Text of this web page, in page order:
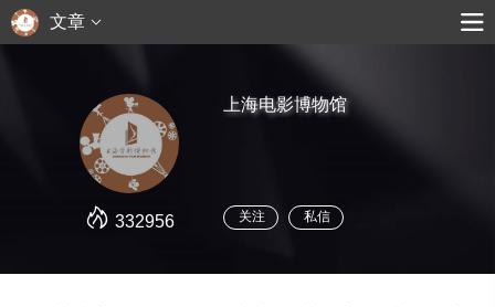
文章
332956
上海电影博物馆
关注 私信